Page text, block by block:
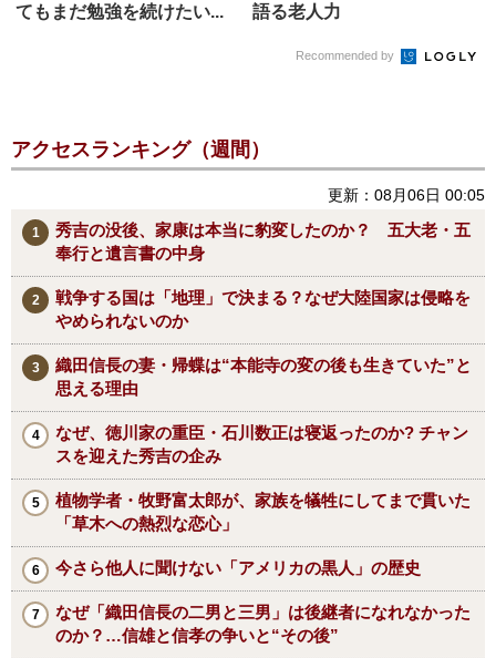
てもまだ勉強を続けたい...
語る老人力
Recommended by
アクセスランキング（週間）
更新：08月06日 00:05
秀吉の没後、家康は本当に豹変したのか？ 五大老・五
奉行と遺言書の中身
戦争する国は「地理」で決まる？なぜ大陸国家は侵略を
やめられないのか
織田信長の妻・帰蝶は“本能寺の変の後も生きていた”と
思える理由
なぜ、徳川家の重臣・石川数正は寝返ったのか? チャン
スを迎えた秀吉の企み
植物学者・牧野富太郎が、家族を犠牲にしてまで貫いた
「草木への熱烈な恋心」
今さら他人に聞けない「アメリカの黒人」の歴史
なぜ「織田信長の二男と三男」は後継者になれなかった
のか？…信雄と信孝の争いと“その後”